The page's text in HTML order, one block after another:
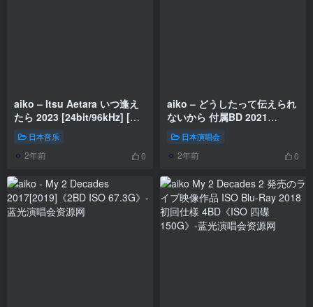
aiko – Itsu Aetara いつ逢え
たら 2023 [24bit/96kHz] [Hi-
Res Flac 92.9MB]
日本音乐
2年前 0
aiko – どうしたって伝えられ
ないから 付属BD 2021
CD+BD《BDMV 26.7G》
日本演唱会
2年前 0